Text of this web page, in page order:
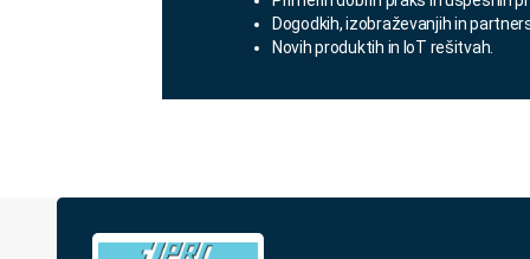
Dogodkih, izobraževanjih in
Novih produktih in IoT rešitvah.